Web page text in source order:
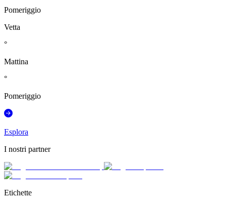
Pomeriggio
Vetta
°
Mattina
°
Pomeriggio
Esplora
I nostri partner
Etichette